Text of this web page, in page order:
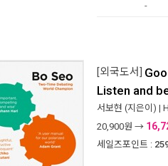
-
[외국도서]
Listen and
서보현 (지은이) |
20,900원 →
세일즈포인트 :